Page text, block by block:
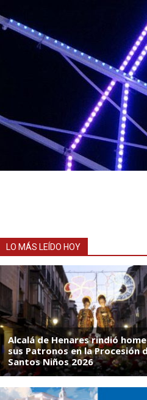
LO MÁS LEÍDO HOY